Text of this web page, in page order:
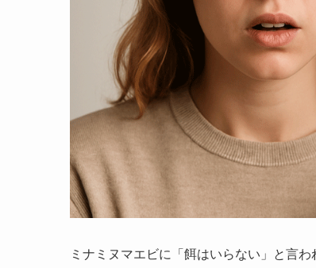
ミナミヌマエビに「餌はいらない」と言わ